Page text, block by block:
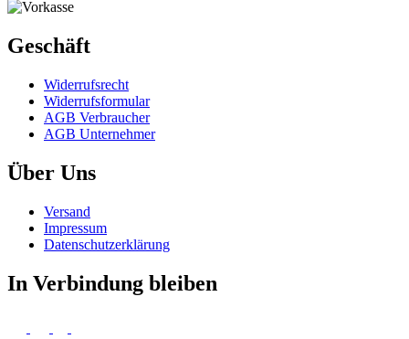
Geschäft
Widerrufs­recht
Widerrufs­formular
AGB Verbraucher
AGB Unternehmer
Über Uns
Versand
Impressum
Daten­schutz­erklärung
In Verbindung bleiben